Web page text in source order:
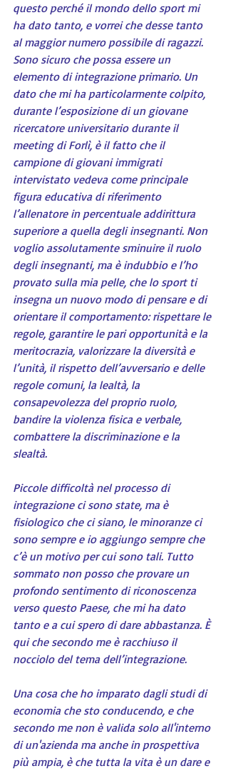
questo perché il mondo dello sport mi
ha dato tanto, e vorrei che desse tanto
al maggior numero possibile di ragazzi.
Sono sicuro che possa essere un
elemento di integrazione primario. Un
dato che mi ha particolarmente colpito,
durante l’esposizione di un giovane
ricercatore universitario durante il
meeting di Forlì, è il fatto che il
campione di giovani immigrati
intervistato vedeva come principale
figura educativa di riferimento
l’allenatore in percentuale addirittura
superiore a quella degli insegnanti. Non
voglio assolutamente sminuire il ruolo
degli insegnanti, ma è indubbio e l’ho
provato sulla mia pelle, che lo sport ti
insegna un nuovo modo di pensare e di
orientare il comportamento: rispettare le
regole, garantire le pari opportunità e la
meritocrazia, valorizzare la diversità e
l’unità, il rispetto dell’avversario e delle
regole comuni, la lealtà, la
consapevolezza del proprio ruolo,
bandire la violenza fisica e verbale,
combattere la discriminazione e la
slealtà.
Piccole difficoltà nel processo di
integrazione ci sono state, ma è
fisiologico che ci siano, le minoranze ci
sono sempre e io aggiungo sempre che
c’è un motivo per cui sono tali. Tutto
sommato non posso che provare un
profondo sentimento di riconoscenza
verso questo Paese, che mi ha dato
tanto e a cui spero di dare abbastanza. È
qui che secondo me è racchiuso il
nocciolo del tema dell’integrazione.
Una cosa che ho imparato dagli studi di
economia che sto conducendo, e che
secondo me non è valida solo all'interno
di un'azienda ma anche in prospettiva
più ampia, è che tutta la vita è un dare e